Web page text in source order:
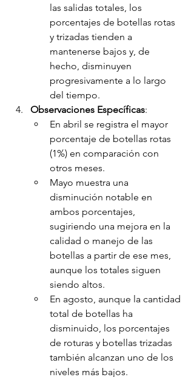
las salidas totales, los
porcentajes de botellas rotas
y trizadas tienden a
mantenerse bajos y, de
hecho, disminuyen
progresivamente a lo largo
del tiempo.
Observaciones Específicas:
En abril se registra el mayor
porcentaje de botellas rotas
(1%) en comparación con
otros meses.
Mayo muestra una
disminución notable en
ambos porcentajes,
sugiriendo una mejora en la
calidad o manejo de las
botellas a partir de ese mes,
aunque los totales siguen
siendo altos.
En agosto, aunque la cantidad
total de botellas ha
disminuido, los porcentajes
de roturas y botellas trizadas
también alcanzan uno de los
niveles más bajos.